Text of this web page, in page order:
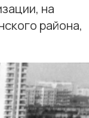
на
района,